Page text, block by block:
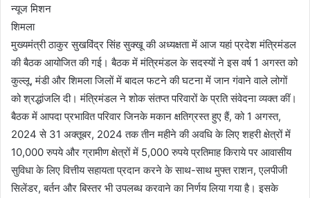
न्यूज मिशन
शिमला
मुख्यमंत्री ठाकुर सुखविंद्र सिंह सुक्खू की अध्यक्षता में आज यहां प्रदेश मंत्रिमंडल
की बैठक आयोजित की गई। बैठक में मंत्रिमंडल के सदस्यों ने इस वर्ष 1 अगस्त को
कुल्लू, मंडी और शिमला जिलों में बादल फटने की घटना में जान गंवाने वाले लोगों
को श्रद्धांजलि दी। मंत्रिमंडल ने शोक संतप्त परिवारों के प्रति संवेदना व्यक्त कीं।
बैठक में आपदा प्रभावित परिवार जिनके मकान क्षतिग्रस्त हुए हैं, को 1 अगस्त,
2024 से 31 अक्तूबर, 2024 तक तीन महीने की अवधि के लिए शहरी क्षेत्रों में
10,000 रुपये और ग्रामीण क्षेत्रों में 5,000 रुपये प्रतिमाह किराये पर आवासीय
सुविधा के लिए वित्तीय सहायता प्रदान करने के साथ-साथ मुफ्त राशन, एलपीजी
सिलेंडर, बर्तन और बिस्तर भी उपलब्ध करवाने का निर्णय लिया गया है। इसके